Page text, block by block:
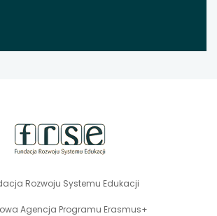
Rozwoju Systemu Edukacji
Agencja Programu Erasmus+